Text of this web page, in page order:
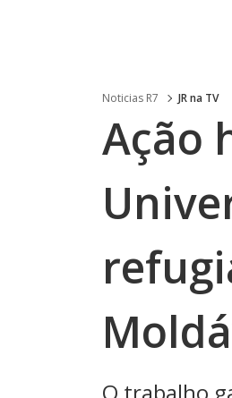
Noticias R7 JR na TV
Ação